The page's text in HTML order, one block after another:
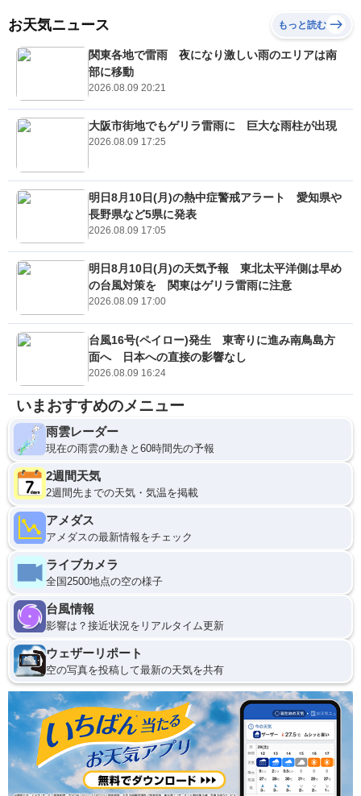
お天気ニュース もっと読む
関東各地で雷雨 夜になり激しい雨のエリアは南
部に移動
2026.08.09 20:21
大阪市街地でもゲリラ雷雨に 巨大な雨柱が出現
2026.08.09 17:25
明日8月10日(月)の熱中症警戒アラート 愛知県や
長野県など5県に発表
2026.08.09 17:05
明日8月10日(月)の天気予報 東北太平洋側は早め
の台風対策を 関東はゲリラ雷雨に注意
2026.08.09 17:00
台風16号(ペイロー)発生 東寄りに進み南鳥島方
面へ 日本への直接の影響なし
2026.08.09 16:24
いまおすすめのメニュー
雨雲レーダー
現在の雨雲の動きと60時間先の予報
2週間天気
2週間先までの天気・気温を掲載
アメダス
アメダスの最新情報をチェック
ライブカメラ
全国2500地点の空の様子
台風情報
影響は？接近状況をリアルタイム更新
ウェザーリポート
空の写真を投稿して最新の天気を共有